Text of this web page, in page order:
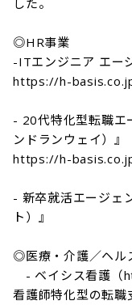
した。
◎HR事業
-ITエンジニア エー
https://h-
- 20代特化型転職エ
ンドランウェイ）』
https://h-
- 新卒就活エージェ
ト）』
◎医療・介護／ヘル
- ベイシス看護（
看護師特化型の転職